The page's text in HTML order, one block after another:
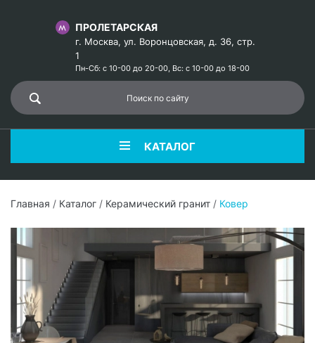
ПРОЛЕТАРСКАЯ
г. Москва, ул. Воронцовская, д. 36, стр.
1
Пн-Сб: с 10-00 до 20-00, Вс: с 10-00 до 18-00
КАТАЛОГ
Главная / Каталог / Керамический гранит / Ковер